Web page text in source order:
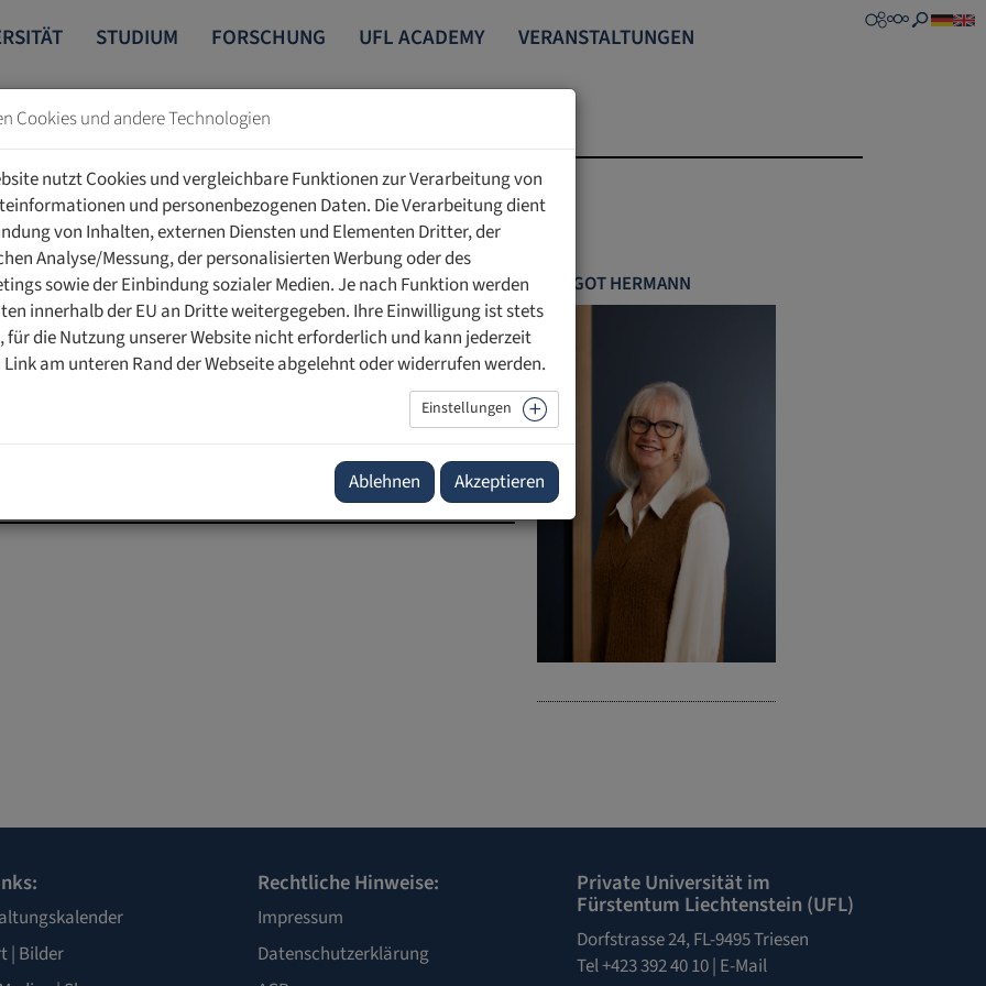
STUDIUM FORSCHUNG UFL ACADEMY VERANSTALTUNGEN
ufl.li
MARGOT HERMANN
| Bilder
Rechtliche Hinweise:
Impressum
Datenschutzerklärung
Private Universität im
Fürstentum Liechtenstein (UFL)
Dorfstrasse 24, FL-9495 Triesen
Tel +423 392 40 10 | E-Mail
Cookies und andere Technologien
nutzt Cookies und vergleichbare Funktionen zur Verarbeitung von
und personenbezogenen Daten. Die Verarbeitung dient
von Inhalten, externen Diensten und Elementen Dritter, der
Analyse/Messung, der personalisierten Werbung oder des
sowie der Einbindung sozialer Medien. Je nach Funktion werden
innerhalb der EU an Dritte weitergegeben. Ihre Einwilligung ist stets
die Nutzung unserer Website nicht erforderlich und kann jederzeit
Link am unteren Rand der Webseite abgelehnt oder widerrufen werden.
Einstellungen
Ablehnen Akzeptieren